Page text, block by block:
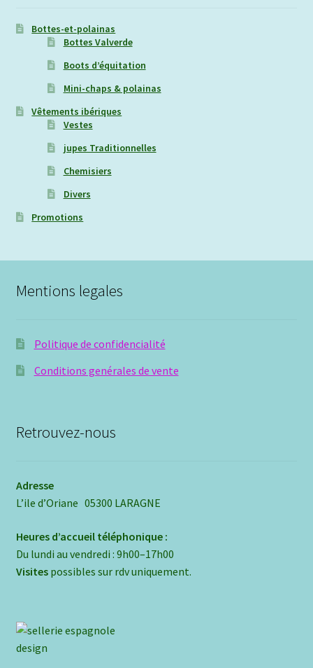
Bottes-et-polainas
Bottes Valverde
Boots d’équitation
Mini-chaps & polainas
Vêtements ibériques
Vestes
jupes Traditionnelles
Chemisiers
Divers
Promotions
Mentions legales
Politique de confidencialité
Conditions genérales de vente
Retrouvez-nous
Adresse
L’ile d’Oriane 05300 LARAGNE
Heures d’accueil téléphonique :
Du lundi au vendredi : 9h00–17h00
Visitespossibles sur rdv uniquement.